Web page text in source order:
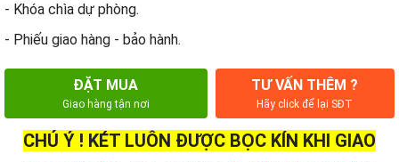
- Khóa chìa dự phòng.
- Phiếu giao hàng - bảo hành.
ĐẶT MUA
Giao hàng tận nơi
TƯ VẤN THÊM ?
Hãy click để lại SĐT
CHÚ Ý ! KÉT LUÔN ĐƯỢC BỌC KÍN KHI GIAO